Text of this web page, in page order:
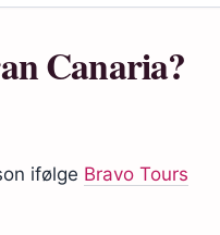
Canaria?
ifølge Bravo Tours